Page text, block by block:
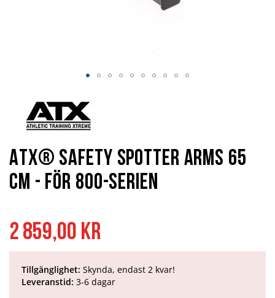
2 859,00 kr
Tillgänglighet: Skynda, endast 2 kvar!
Leveranstid: 3-6 dagar
ATX® Safety Spotter Arms 65
cm - för 800-serien
början
bildgalleriet